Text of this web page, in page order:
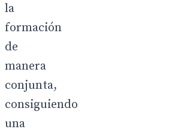
la
formación
de
manera
conjunta,
consiguiendo
una